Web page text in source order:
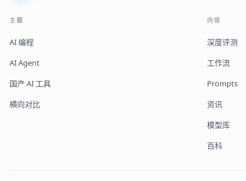
主题
AI 编程
AI Agent
国产 AI 工具
横向对比
内容
深度评测
工作流
Prompts
资讯
模型库
百科